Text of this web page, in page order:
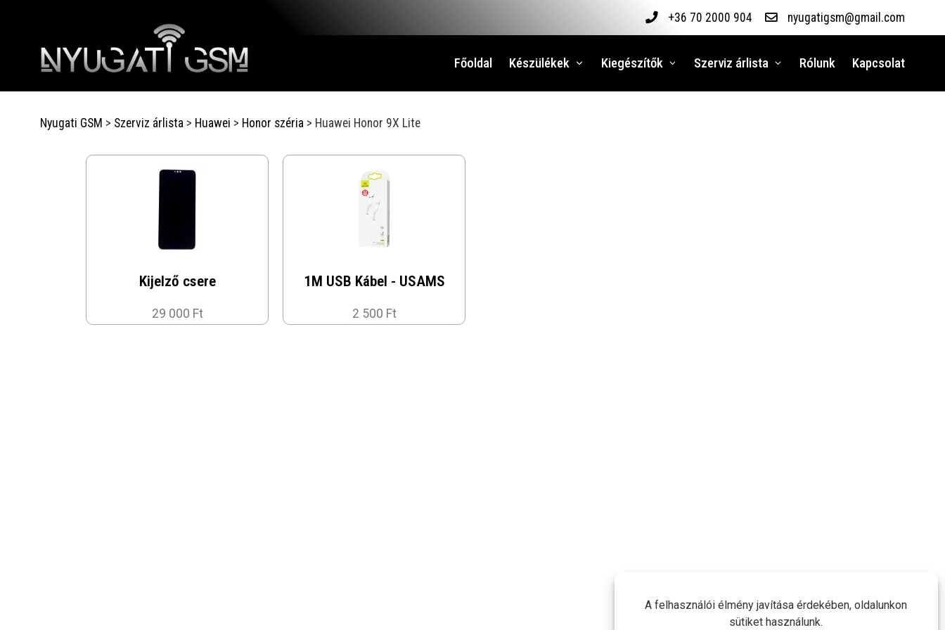
A felhasználói élmény javítása érdekében, oldalunkon
sütiket használunk.
+36 70 2000 904 nyugatigsm@gmail.com
Főoldal Készülékek Kiegészítők Szerviz árlista Rólunk Kapcsolat
Nyugati GSM > Szerviz árlista > Huawei > Honor széria > Huawei Honor 9X Lite
Kijelző csere
29 000 Ft
1M USB Kábel - USAMS
2 500 Ft